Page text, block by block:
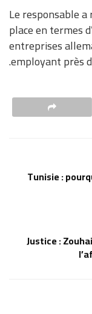
Le responsable a
place en termes
entreprises
employant près
Tunisie :
Justice :